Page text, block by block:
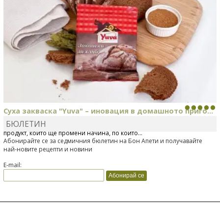
Суха закваска "Yuva" – иновация в домашното приго...
Отскоро Лесафр България стартира предлагането на изцяло нов
продукт, който ще промени начина, по който...
БЮЛЕТИН
Абонирайте се за седмичния бюлетин на Бон Апети и получавайте
най-новите рецепти и новини
E-mail: